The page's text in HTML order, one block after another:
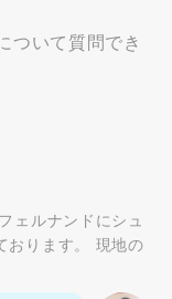
ついて質問でき
ェルナンドにシュ
おります。 現地の